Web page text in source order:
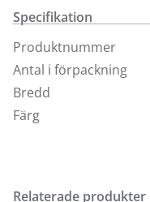
Vid beställning av Flex
sängmodell som
meddelandefältet
sänggaveln efter den
och infästningar blir
kontakta kundtjänst.
Specifikation
Produktnummer
Antal i förpackning
Bredd
Färg
Relaterade produkter
Finns i fler